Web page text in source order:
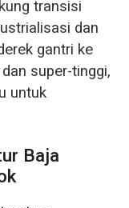
transisi
dan
gantri ke
super-tinggi,
untuk
Baja